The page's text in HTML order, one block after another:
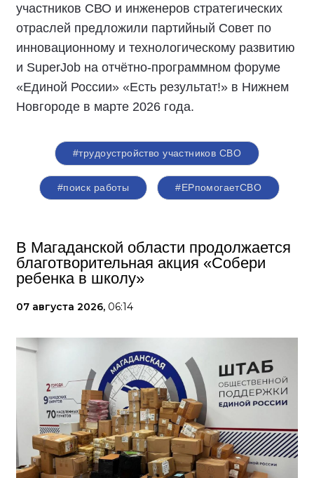
участников СВО и инженеров стратегических
отраслей предложили партийный Совет по
инновационному и технологическому развитию
и SuperJob на отчётно-программном форуме
«Единой России» «Есть результат!» в Нижнем
Новгороде в марте 2026 года.
#трудоустройство участников СВО
#поиск работы #ЕРпомогаетСВО
В Магаданской области продолжается
благотворительная акция «Собери
ребенка в школу»
07 августа 2026, 06:14